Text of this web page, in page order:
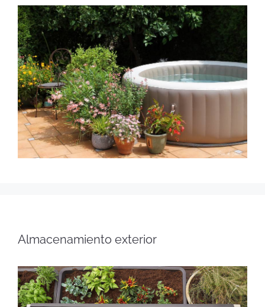
Almacenamiento exterior